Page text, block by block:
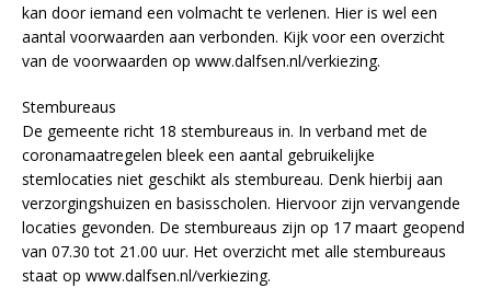
kan door iemand een volmacht te verlenen. Hier is wel een
aantal voorwaarden aan verbonden. Kijk voor een overzicht
van de voorwaarden op www.dalfsen.nl/verkiezing.
Stembureaus
De gemeente richt 18 stembureaus in. In verband met de
coronamaatregelen bleek een aantal gebruikelijke
stemlocaties niet geschikt als stembureau. Denk hierbij aan
verzorgingshuizen en basisscholen. Hiervoor zijn vervangende
locaties gevonden. De stembureaus zijn op 17 maart geopend
van 07.30 tot 21.00 uur. Het overzicht met alle stembureaus
staat op www.dalfsen.nl/verkiezing.